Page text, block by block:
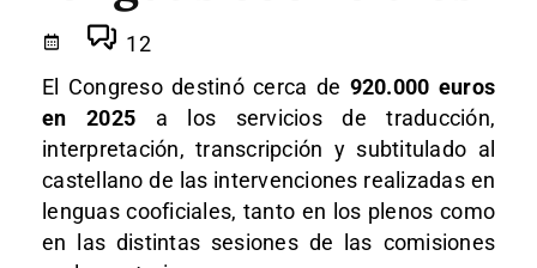
12
El Congreso destinó cerca de 920.000 euros
en 2025 a los servicios de traducción,
interpretación, transcripción y subtitulado al
castellano de las intervenciones realizadas en
lenguas cooficiales, tanto en los plenos como
en las distintas sesiones de las comisiones